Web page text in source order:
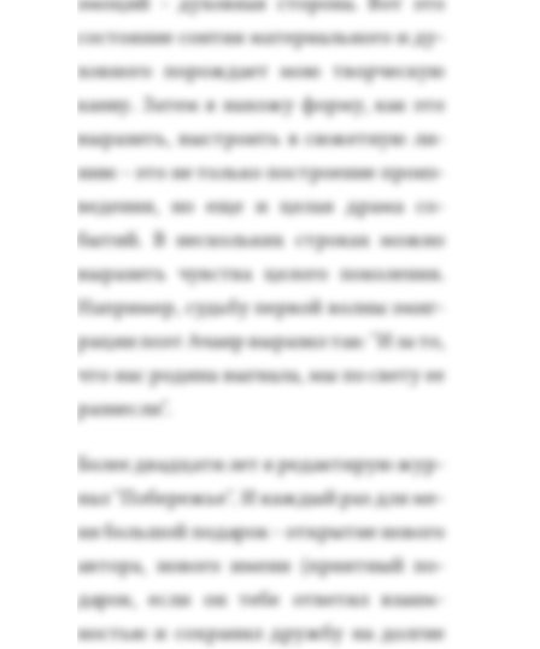
сос­то­яние со­ития ма­тери­аль­но­го и ду­
хов­но­го по­рож­да­ет мою твор­ческую
кан­ву. За­тем я на­хожу фор­му, как это
вы­разить, выс­тро­ить в сю­жет­ную ли­
нию - это не толь­ко пос­тро­ение про­из­
ве­дения, но еще и це­лая дра­ма со­
бытий. В нес­коль­ких стро­ках мож­но
вы­разить чувс­тва це­лого по­коле­ния.
Нап­ри­мер, судь­бу пер­вой вол­ны эмиг­
ра­ции по­эт Ача­ир вы­разил так: "И за то,
что нас ро­дина выг­на­ла, мы по све­ту ее
раз­несли".
Бо­лее двад­ца­ти лет я ре­дак­ти­рую жур­
нал "По­бережье". И каж­дый раз для ме­
ня боль­шой по­дарок - от­кры­тие но­вого
ав­то­ра, но­вого име­ни (при­ят­ный по­
дарок, ес­ли он те­бе от­ве­тил вза­им­
ностью и сох­ра­нил друж­бу на дол­гие